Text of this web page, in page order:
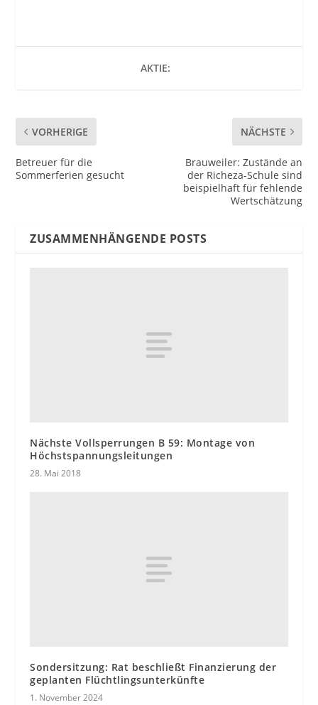
AKTIE:
VORHERIGE
Betreuer für die
Sommerferien gesucht
NÄCHSTE
Brauweiler: Zustände an
der Richeza-Schule sind
beispielhaft für fehlende
Wertschätzung
ZUSAMMENHÄNGENDE POSTS
Nächste Vollsperrungen B 59: Montage von
Höchstspannungsleitungen
28. Mai 2018
Sondersitzung: Rat beschließt Finanzierung der
geplanten Flüchtlingsunterkünfte
1. November 2024